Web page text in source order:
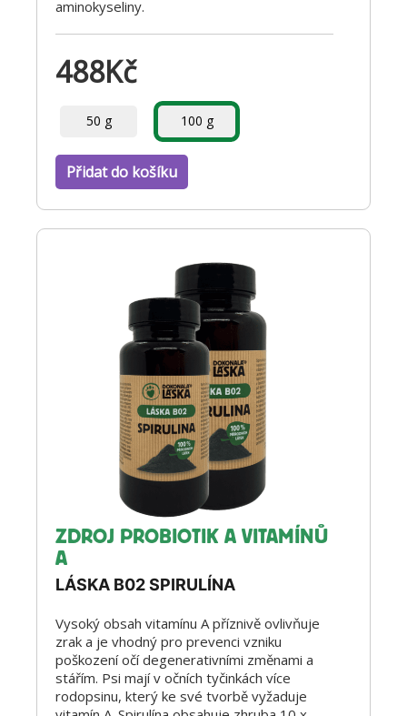
aminokyseliny.
488Kč
50 g 100 g
Přidat do košíku
ZDROJ PROBIOTIK A VITAMÍNŮ
A
LÁSKA B02 SPIRULÍNA
Vysoký obsah vitamínu A příznivě ovlivňuje
zrak a je vhodný pro prevenci vzniku
poškození očí degenerativními změnami a
stářím. Psi mají v očních tyčinkách více
rodopsinu, který ke své tvorbě vyžaduje